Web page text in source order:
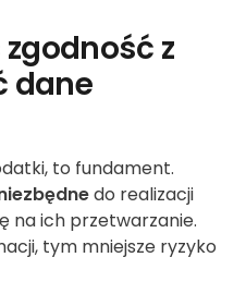
z
dane
to fundament.
do realizacji
na ich przetwarzanie.
tym mniejsze ryzyko